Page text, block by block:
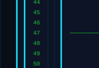
44
45
46
47
48
49
50